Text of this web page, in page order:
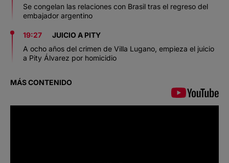
Se congelan las relaciones con Brasil tras el regreso del
embajador argentino
19:27
JUICIO A PITY
A ocho años del crimen de Villa Lugano, empieza el juicio
a Pity Álvarez por homicidio
MÁS CONTENIDO